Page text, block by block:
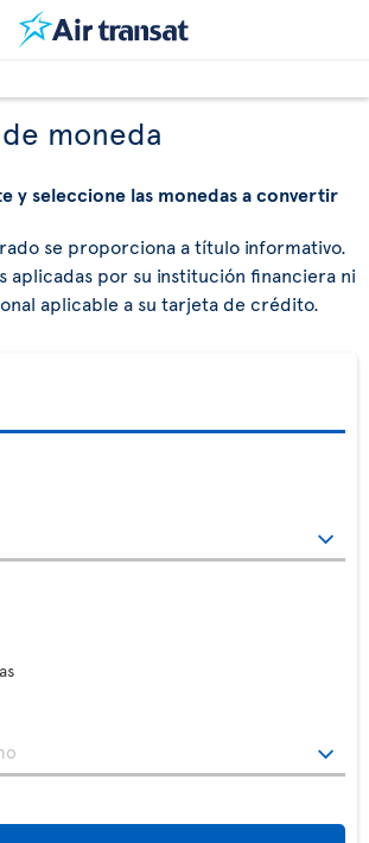
moneda
y seleccione las monedas a convertir
se proporciona a título informativo.
aplicadas por su institución financiera ni
aplicable a su tarjeta de crédito.